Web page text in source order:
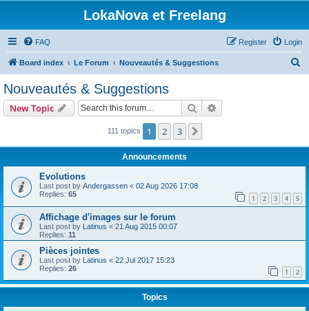
LokaNova et Freelang
FAQ Login
Register
Board index Le Forum Nouveautés & Suggestions
Nouveautés & Suggestions
New Topic Search
111 topics 1 2 3
Announcements
Evolutions
Last post by Andergassen « 02 Aug 2026 17:08
Replies: 65 1 2 3 4 5
Affichage d'images sur le forum
Last post by Latinus « 21 Aug 2015 00:07
Replies: 11
Pièces jointes
Last post by Latinus « 22 Jul 2017 15:23
Replies: 26 1 2
Topics